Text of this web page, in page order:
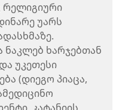
უარს
ხარჯებთან
უკეთესი
(დიეგო პიაცა,